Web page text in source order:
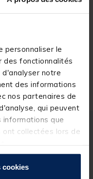
personnaliser le
des fonctionnalités
notre
des informations
nos partenaires de
qui peuvent
informations que
ont collectées lors de
cookies
magasin
d’avis